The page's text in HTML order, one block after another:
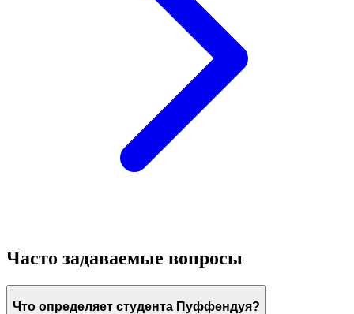
Часто задаваемые вопросы
Что определяет студента Пуффендуя?